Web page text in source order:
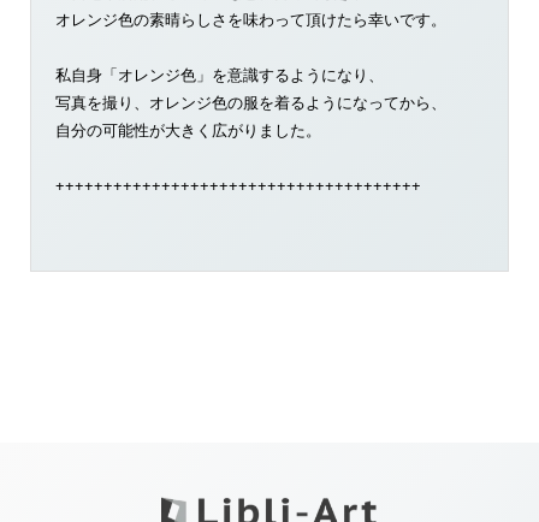
オレンジ色の素晴らしさを味わって頂けたら幸いです。
私自身「オレンジ色」を意識するようになり、
写真を撮り、オレンジ色の服を着るようになってから、
自分の可能性が大きく広がりました。
++++++++++++++++++++++++++++++++++++++